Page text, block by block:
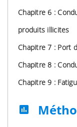
Chapitre 6 :
produits illicites
Chapitre 7 : Port
Chapitre 8 :
Chapitre 9 :
assessment